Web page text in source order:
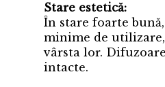
Stare estetică:
În stare foarte
minime de
vârsta lor.
intacte.